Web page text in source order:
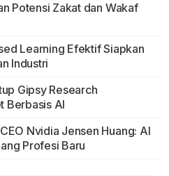
Potensi Zakat dan Wakaf
Learning Efektif Siapkan
Industri
Gipsy Research
Berbasis AI
Nvidia Jensen Huang: AI
Profesi Baru